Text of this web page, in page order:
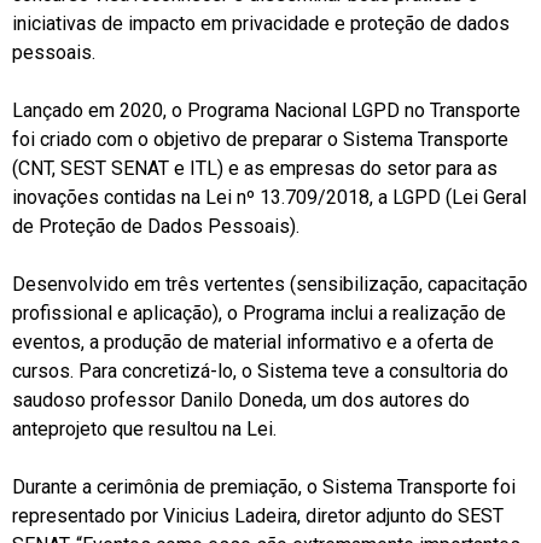
iniciativas de impacto em privacidade e proteção de dados
pessoais.
Lançado em 2020, o Programa Nacional LGPD no Transporte
foi criado com o objetivo de preparar o Sistema Transporte
(CNT, SEST SENAT e ITL) e as empresas do setor para as
inovações contidas na Lei nº 13.709/2018, a LGPD (Lei Geral
de Proteção de Dados Pessoais).
Desenvolvido em três vertentes (sensibilização, capacitação
profissional e aplicação), o Programa inclui a realização de
eventos, a produção de material informativo e a oferta de
cursos. Para concretizá-lo, o Sistema teve a consultoria do
saudoso professor Danilo Doneda, um dos autores do
anteprojeto que resultou na Lei.
Durante a cerimônia de premiação, o Sistema Transporte foi
representado por Vinicius Ladeira, diretor adjunto do SEST